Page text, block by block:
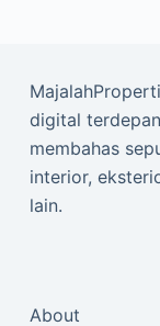
digital
membahas
interior,
lain.
About